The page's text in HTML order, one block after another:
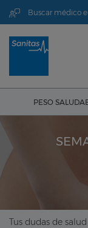
Buscar médico
PESO
Tus dudas de salud